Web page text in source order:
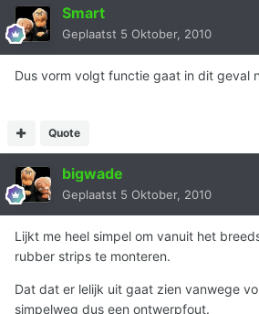
Smart
Geplaatst 5 Oktober, 2010
Dus vorm volgt functie gaat in dit geval
Quote
bigwade
Geplaatst 5 Oktober, 2010
Lijkt me heel simpel om vanuit het
rubber strips te monteren.
Dat dat er lelijk uit gaat zien vanwege
simpelweg dus een ontwerpfout.